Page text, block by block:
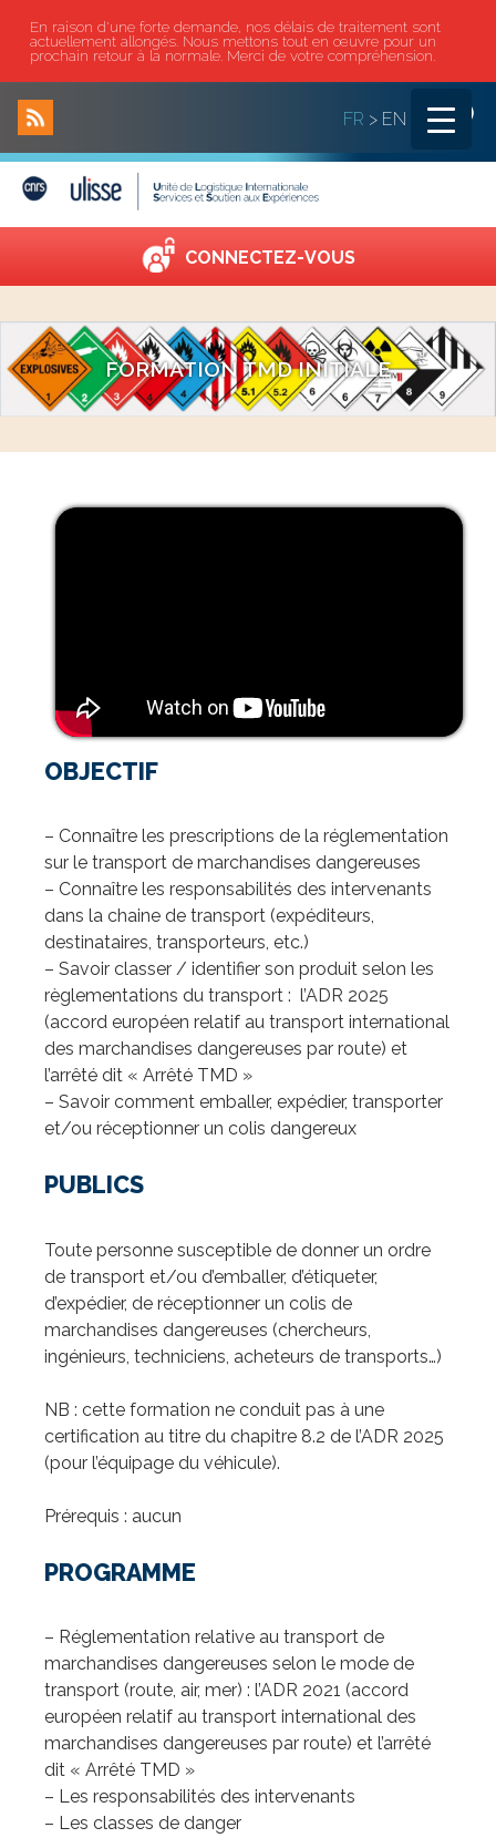
En raison d'une forte demande, nos délais de traitement sont
actuellement allongés. Nous mettons tout en œuvre pour un
prochain retour à la normale. Merci de votre compréhension.
|
FR > EN
CONNECTEZ-VOUS
FORMATION TMD INITIALE
OBJECTIF
– Connaître les prescriptions de la réglementation
sur le transport de marchandises dangereuses
– Connaître les responsabilités des intervenants
dans la chaine de transport (expéditeurs,
destinataires, transporteurs, etc.)
– Savoir classer / identifier son produit selon les
règlementations du transport : l’ADR 2025
(accord européen relatif au transport international
des marchandises dangereuses par route) et
l’arrêté dit « Arrêté TMD »
– Savoir comment emballer, expédier, transporter
et/ou réceptionner un colis dangereux
PUBLICS
Toute personne susceptible de donner un ordre
de transport et/ou d’emballer, d’étiqueter,
d’expédier, de réceptionner un colis de
marchandises dangereuses (chercheurs,
ingénieurs, techniciens, acheteurs de transports…)
NB : cette formation ne conduit pas à une
certification au titre du chapitre 8.2 de l’ADR 2025
(pour l’équipage du véhicule).
Prérequis : aucun
PROGRAMME
– Réglementation relative au transport de
marchandises dangereuses selon le mode de
transport (route, air, mer) : l’ADR 2021 (accord
européen relatif au transport international des
marchandises dangereuses par route) et l’arrêté
dit « Arrêté TMD »
– Les responsabilités des intervenants
– Les classes de danger